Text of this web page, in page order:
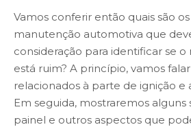
Vamos conferir então quais são
manutenção automotiva que
consideração para identificar se
está ruim? A princípio, vamos
relacionados à parte de ignição
Em seguida, mostraremos alguns
painel e outros aspectos que